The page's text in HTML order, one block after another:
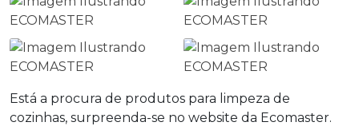
Está a procura de produtos para limpeza de
cozinhas, surpreenda-se no website da Ecomaster.